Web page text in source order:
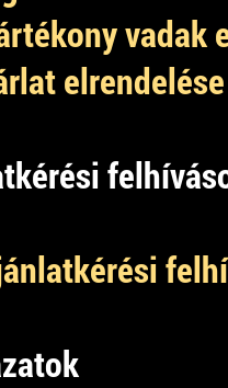
vadak
elrendelése